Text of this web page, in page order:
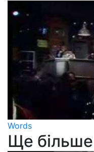
Words
Ще